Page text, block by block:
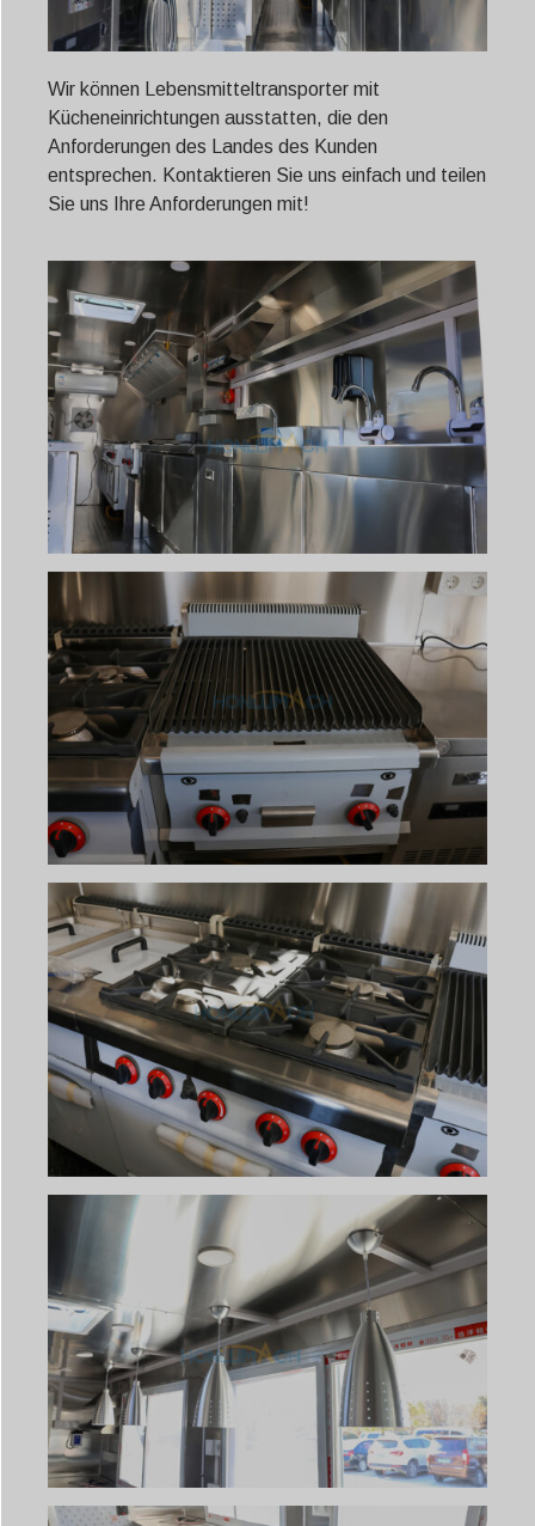
Wir können Lebensmitteltransporter mit
Kücheneinrichtungen ausstatten, die den
Anforderungen des Landes des Kunden
entsprechen. Kontaktieren Sie uns einfach und teilen
Sie uns Ihre Anforderungen mit!